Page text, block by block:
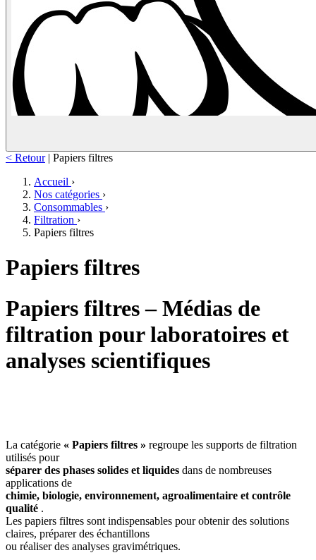
< Retour | Papiers filtres
Accueil ›
Nos catégories ›
Consommables ›
Filtration ›
Papiers filtres
Papiers filtres
Papiers filtres – Médias de
filtration pour laboratoires et
analyses scientifiques
La catégorie « Papiers filtres » regroupe les supports de filtration
utilisés pour
séparer des phases solides et liquides dans de nombreuses
applications de
chimie, biologie, environnement, agroalimentaire et contrôle
qualité .
Les papiers filtres sont indispensables pour obtenir des solutions
claires, préparer des échantillons
ou réaliser des analyses gravimétriques.